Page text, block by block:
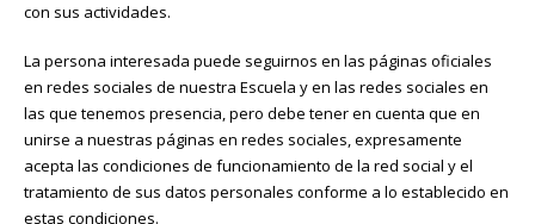
con sus actividades.
La persona interesada puede seguirnos en las páginas oficiales
en redes sociales de nuestra Escuela y en las redes sociales en
las que tenemos presencia, pero debe tener en cuenta que en
unirse a nuestras páginas en redes sociales, expresamente
acepta las condiciones de funcionamiento de la red social y el
tratamiento de sus datos personales conforme a lo establecido en
estas condiciones.